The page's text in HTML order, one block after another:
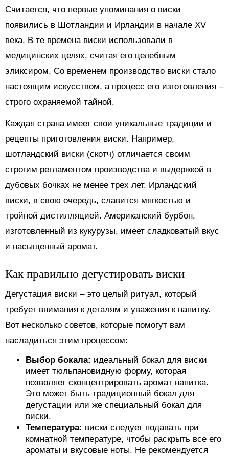
Считается, что первые упоминания о виски
появились в Шотландии и Ирландии в начале XV
века. В те времена виски использовали в
медицинских целях, считая его целебным
эликсиром. Со временем производство виски стало
настоящим искусством, а процесс его изготовления –
строго охраняемой тайной.
Каждая страна имеет свои уникальные традиции и
рецепты приготовления виски. Например,
шотландский виски (скотч) отличается своим
строгим регламентом производства и выдержкой в
дубовых бочках не менее трех лет. Ирландский
виски, в свою очередь, славится мягкостью и
тройной дистилляцией. Американский бурбон,
изготовленный из кукурузы, имеет сладковатый вкус
и насыщенный аромат.
Как правильно дегустировать виски
Дегустация виски – это целый ритуал, который
требует внимания к деталям и уважения к напитку.
Вот несколько советов, которые помогут вам
насладиться этим процессом:
Выбор бокала: идеальный бокал для виски
имеет тюльпановидную форму, которая
позволяет сконцентрировать аромат напитка.
Это может быть традиционный бокал для
дегустации или же специальный бокал для
виски.
Температура: виски следует подавать при
комнатной температуре, чтобы раскрыть все его
ароматы и вкусовые ноты. Не рекомендуется